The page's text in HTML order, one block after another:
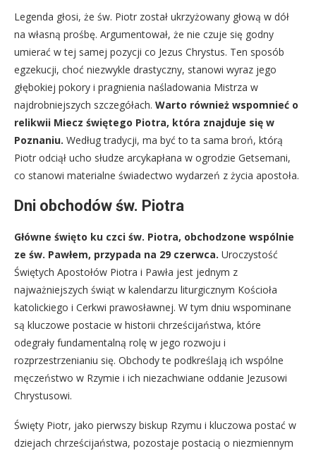
Legenda głosi, że św. Piotr został ukrzyżowany głową w dół
na własną prośbę. Argumentował, że nie czuje się godny
umierać w tej samej pozycji co Jezus Chrystus. Ten sposób
egzekucji, choć niezwykle drastyczny, stanowi wyraz jego
głębokiej pokory i pragnienia naśladowania Mistrza w
najdrobniejszych szczegółach. Warto również wspomnieć o
relikwii Miecz świętego Piotra, która znajduje się w
Poznaniu. Według tradycji, ma być to ta sama broń, którą
Piotr odciął ucho słudze arcykapłana w ogrodzie Getsemani,
co stanowi materialne świadectwo wydarzeń z życia apostoła.
Dni obchodów św. Piotra
Główne święto ku czci św. Piotra, obchodzone wspólnie
ze św. Pawłem, przypada na 29 czerwca. Uroczystość
Świętych Apostołów Piotra i Pawła jest jednym z
najważniejszych świąt w kalendarzu liturgicznym Kościoła
katolickiego i Cerkwi prawosławnej. W tym dniu wspominane
są kluczowe postacie w historii chrześcijaństwa, które
odegrały fundamentalną rolę w jego rozwoju i
rozprzestrzenianiu się. Obchody te podkreślają ich wspólne
męczeństwo w Rzymie i ich niezachwiane oddanie Jezusowi
Chrystusowi.
Święty Piotr, jako pierwszy biskup Rzymu i kluczowa postać w
dziejach chrześcijaństwa, pozostaje postacią o niezmiennym